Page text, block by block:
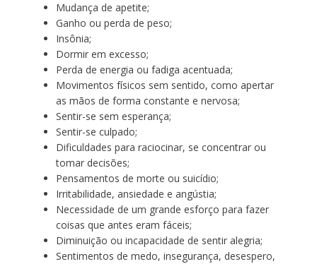
Mudança de apetite;
Ganho ou perda de peso;
Insônia;
Dormir em excesso;
Perda de energia ou fadiga acentuada;
Movimentos físicos sem sentido, como apertar
as mãos de forma constante e nervosa;
Sentir-se sem esperança;
Sentir-se culpado;
Dificuldades para raciocinar, se concentrar ou
tomar decisões;
Pensamentos de morte ou suicídio;
Irritabilidade, ansiedade e angústia;
Necessidade de um grande esforço para fazer
coisas que antes eram fáceis;
Diminuição ou incapacidade de sentir alegria;
Sentimentos de medo, insegurança, desespero,